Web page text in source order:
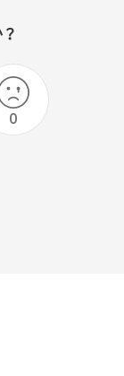
0